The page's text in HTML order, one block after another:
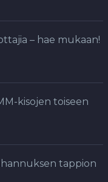
– hae mukaan!
kisojen toiseen
tappion